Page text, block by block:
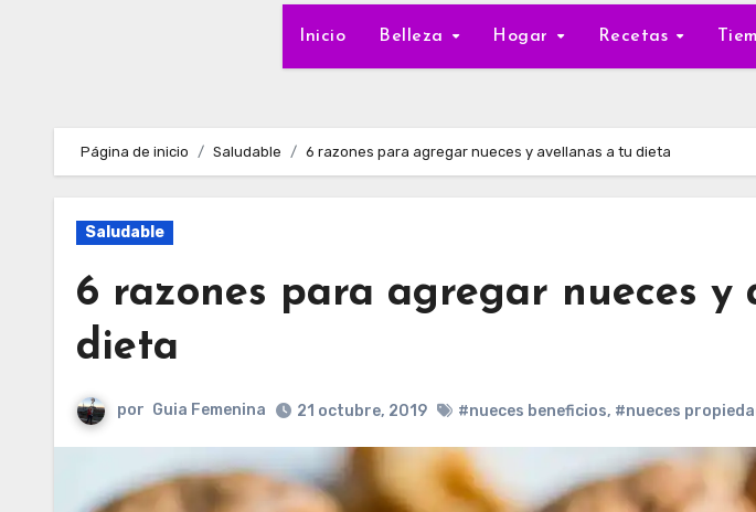
Inicio Belleza Hogar Recetas
Página de inicio Saludable 6 razones para agregar nueces y avellanas a tu dieta
Saludable
6 razones para agregar nueces y
dieta
por Guia Femenina 21 octubre, 2019 #nueces beneficios, #nueces